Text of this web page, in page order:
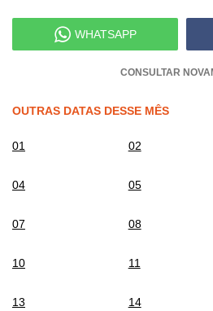
WHATSAPP
CONSULTAR
OUTRAS DATAS DESSE MÊS
01 02
04 05
07 08
10 11
13 14